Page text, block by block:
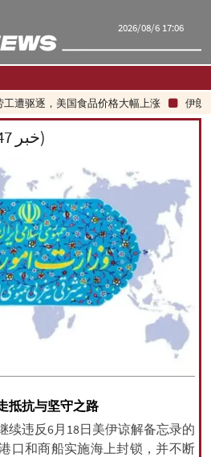
2026/08/6 17:06
于我们
العربیه
，美国食品价格大幅上涨 伊朗总统：
伊朗外交部 (47 خبر)
抵抗与坚守之路
续违反6月18日美伊谅解备忘录的
口和商船实施海上封锁，并不断